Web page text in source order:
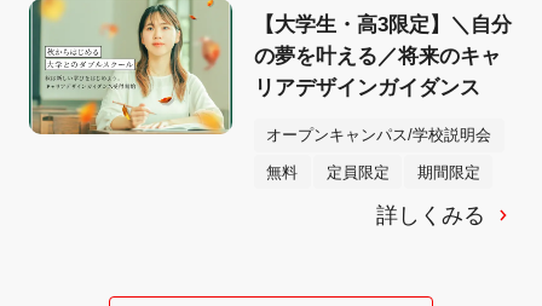
【大学生・高3限定】＼自分
の夢を叶える／将来のキャ
リアデザインガイダンス
オープンキャンパス/学校説明会
無料 定員限定 期間限定
詳しくみる